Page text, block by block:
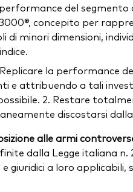
del
concepito per
di minori dimensioni,
la performance
e attribuendo a tali
2. Restare
discostarsi
alle armi
dalla Legge italiana
giuridici a loro